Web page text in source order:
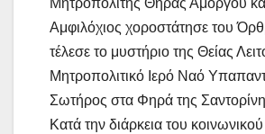
Μητροπολίτης Θήρας Αμοργού
Αμφιλόχιος χοροστάτησε του
τέλεσε το μυστήριο της Θείας
Μητροπολιτικό Ιερό Ναό
Σωτήρος στα Φηρά της
Κατά την διάρκεια του κοινωνικού